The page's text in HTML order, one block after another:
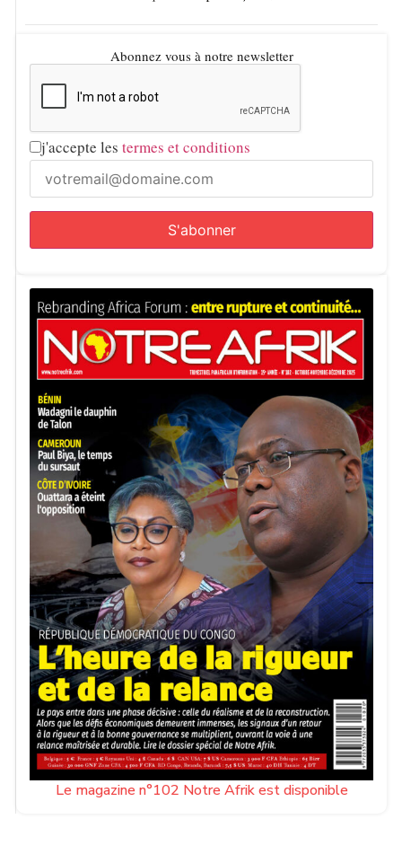
Abonnez vous à notre newsletter
j'accepte les termes et conditions
Le magazine n°102 Notre Afrik est disponible